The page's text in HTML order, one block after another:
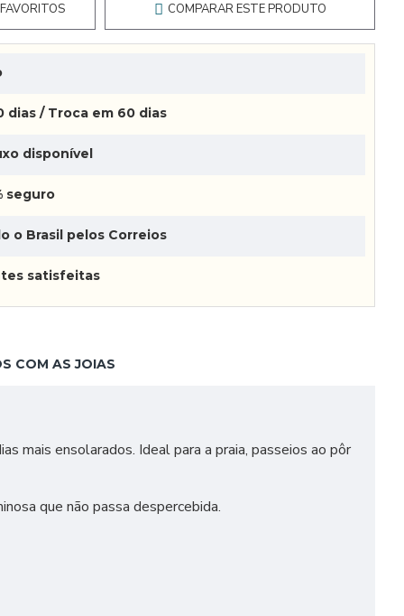
COMPARAR ESTE PRODUTO
dias / Troca em 60 dias
disponível
seguro
o Brasil pelos Correios
satisfeitas
COM AS JOIAS
mais ensolarados. Ideal para a praia, passeios ao pôr
que não passa despercebida.